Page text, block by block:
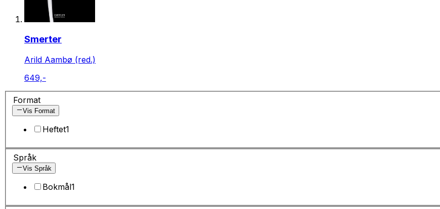
Smerter
Arild Aambø (red.)
649,-
Format
Vis Format
Heftet1
Språk
Vis Språk
Bokmål1